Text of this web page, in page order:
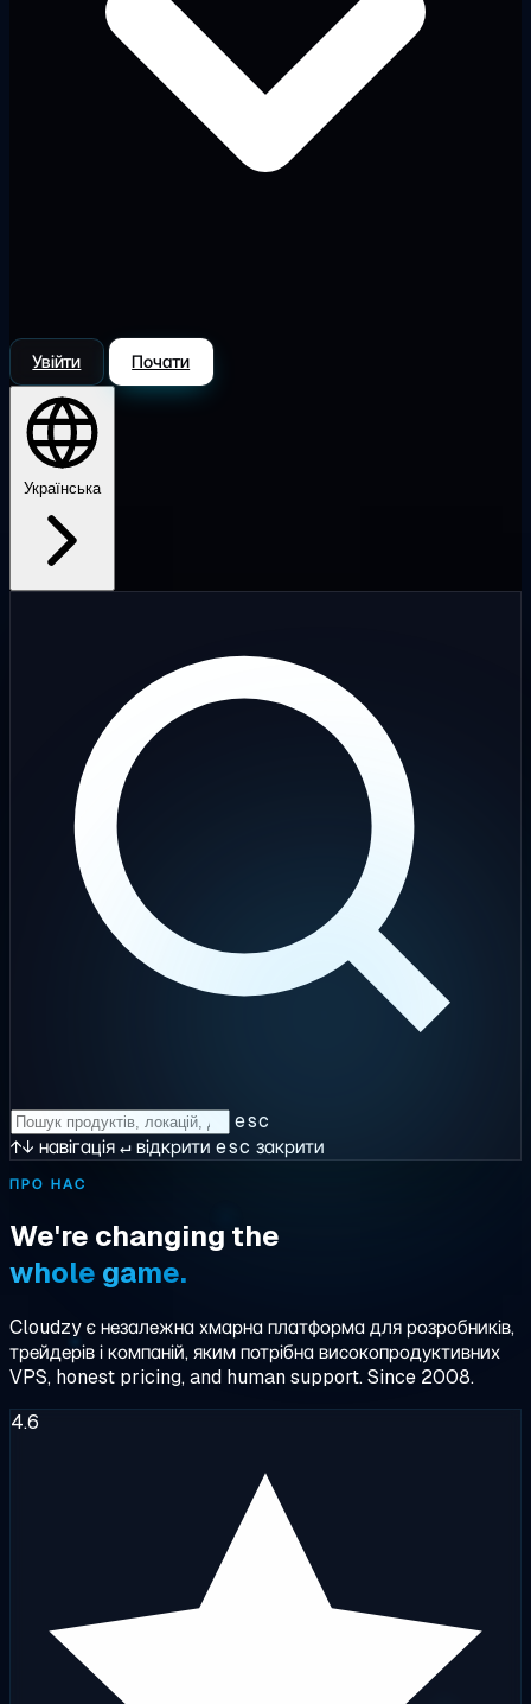
Увійти Почати
Українська
esc
↑↓ навігація↵відкрити esc закрити
ПРО НАС
We're changing the
whole game.
Cloudzy єнезалежнахмарна платформа для розробників,
трейдерів і компаній, яким потрібнависокопродуктивних
VPS, honest pricing, and human support. Since 2008.
4.6